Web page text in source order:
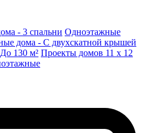
- 3 спальни Одноэтажные
дома - С двухскатной крышей
До 130 м² Проекты домов 11 x 12